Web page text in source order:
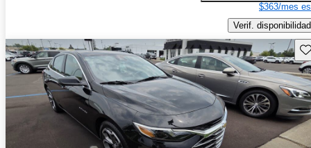
$363/mes
Verif. disponibilidad